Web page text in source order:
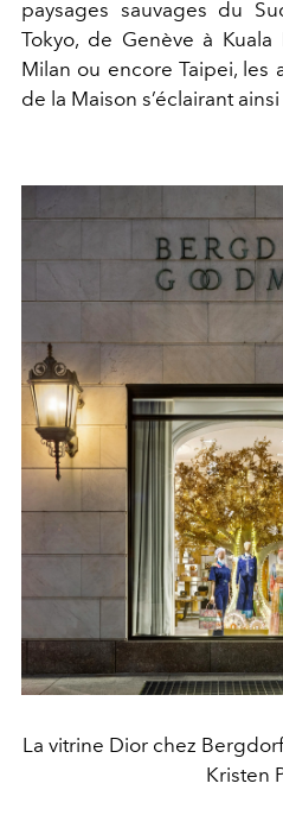
paysages sauvages du
Tokyo, de Genève à
Milan ou encore Taipei, les
de la Maison s’éclairant
La vitrine Dior chez
Kristen